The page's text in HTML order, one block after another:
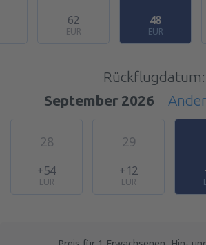
62
EUR
48
EUR
Rückflugdatum:
September 2026
28
+54
EUR
29
+12
EUR